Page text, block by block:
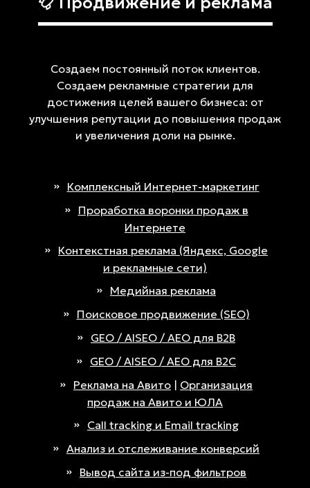
Создаем постоянный поток клиентов.
Создаем рекламные стратегии для
достижения целей вашего бизнеса: от
улучшения репутации до повышения продаж
и увеличения доли на рынке.
Комплексный Интернет-маркетинг
Проработка воронки продаж в
Интернете
Контекстная реклама (Яндекс, Google
и рекламные сети)
Медийная реклама
Поисковое продвижение (SEO)
GEO / AISEO / AEO для B2B
GEO / AISEO / AEO для B2C
Реклама на Авито | Организация
продаж на Авито и ЮЛА
Call tracking и Email tracking
Анализ и отслеживание конверсий
Вывод сайта из-под фильтров